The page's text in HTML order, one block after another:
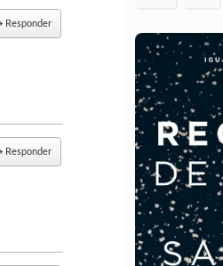
Responder
Responder